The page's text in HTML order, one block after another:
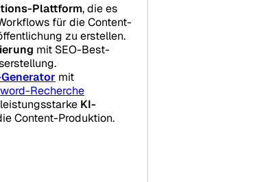
Plattform, die es
für die Content-
zu erstellen.
mit SEO-Best-
mit
Recherche
KI-
Content-Produktion.